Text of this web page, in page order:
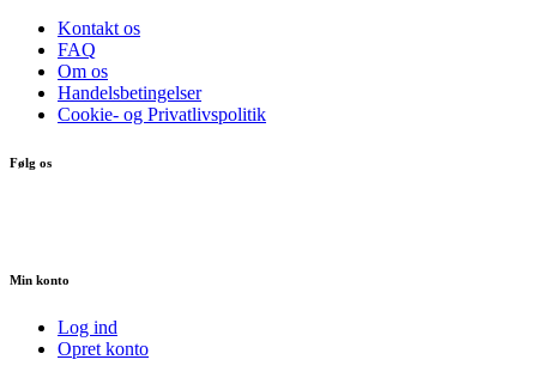
Kontakt os
FAQ
Om os
Handelsbetingelser
Cookie- og Privatlivspolitik
Følg os
Min konto
Log ind
Opret konto